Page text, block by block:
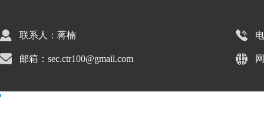
联系人：蒋楠
邮箱：sec.ctr100@gmail.com